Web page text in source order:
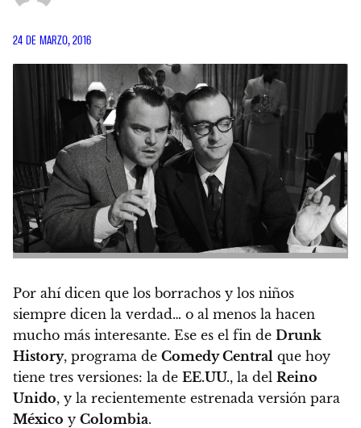
24 DE MARZO, 2016
Por ahí dicen que los borrachos y los niños
siempre dicen la verdad… o al menos la hacen
mucho más interesante. Ese es el fin de Drunk
History, programa de Comedy Central que hoy
tiene tres versiones: la de EE.UU., la del Reino
Unido, y la recientemente estrenada versión para
México y Colombia.